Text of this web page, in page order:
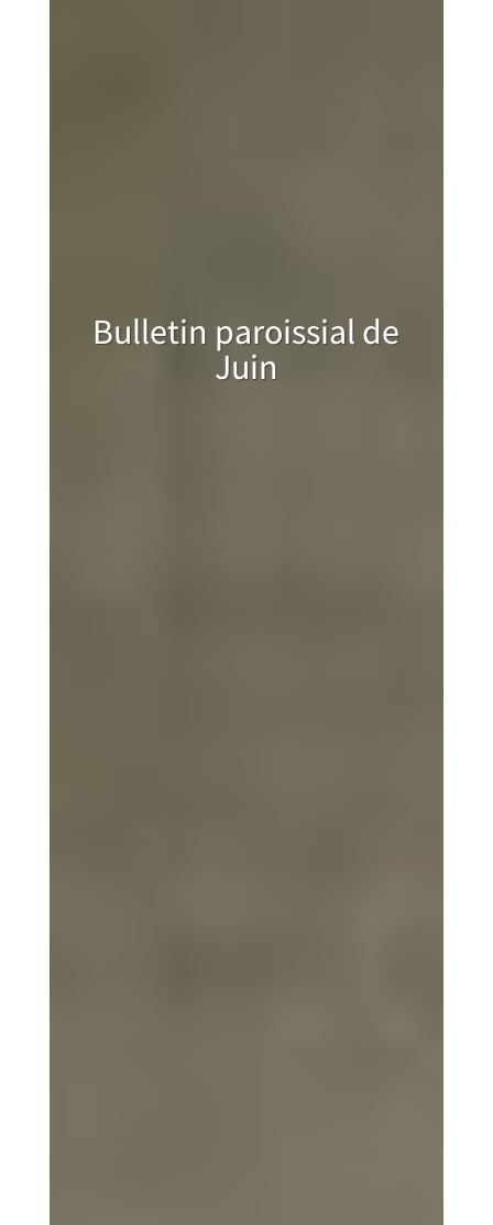
Bulletin paroissial de
Juin